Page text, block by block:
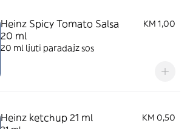
Heinz Spicy Tomato Salsa
20 ml
KM 1,00
20 ml ljuti paradajz sos
Heinz ketchup 21 ml
KM 0,50